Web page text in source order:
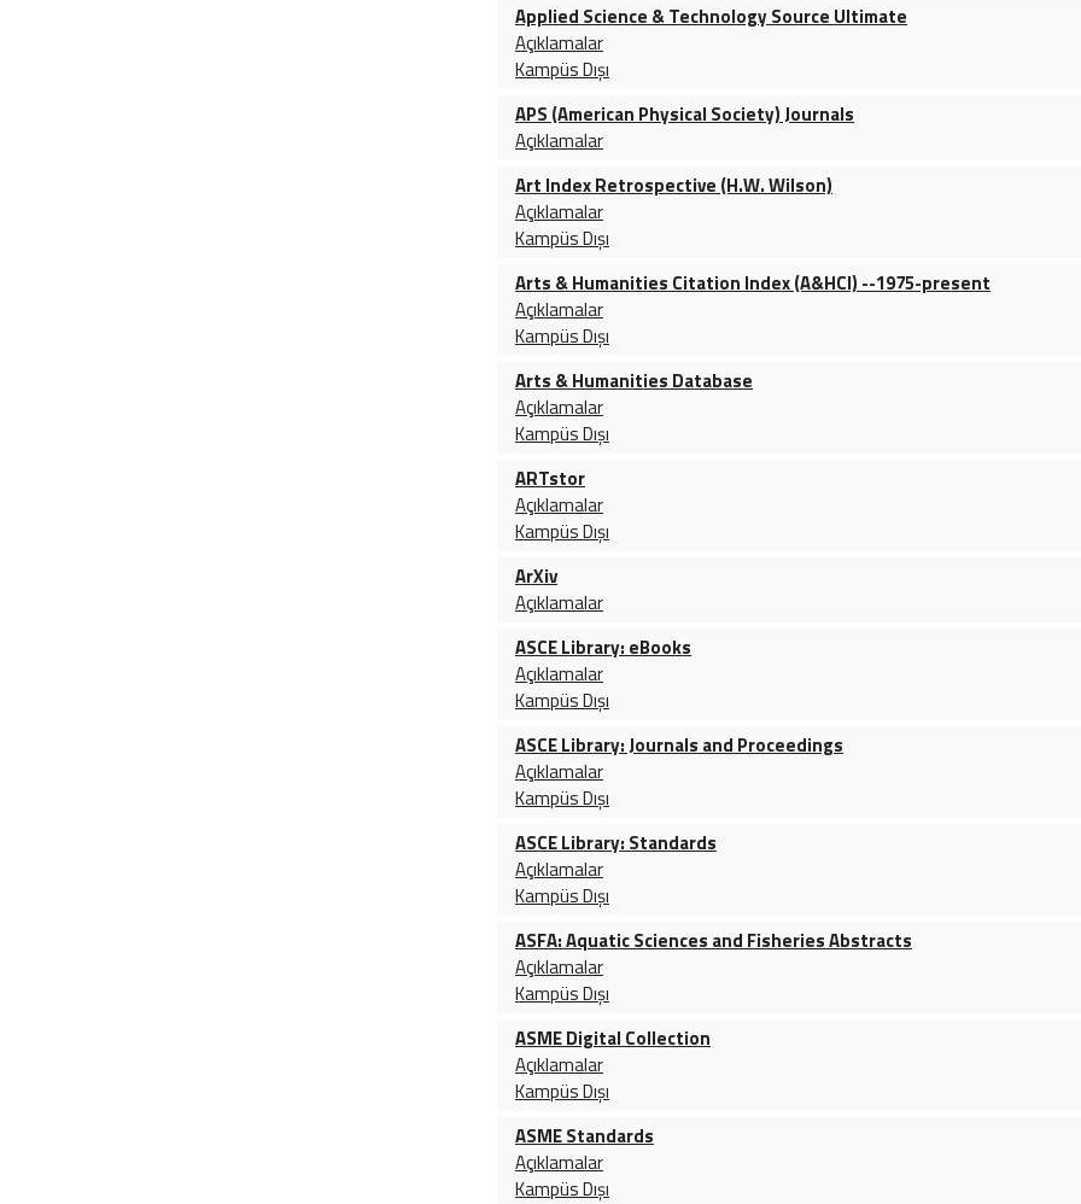
Applied Science & Technology Source Ultimate
Açıklamalar
Kampüs Dışı
APS (American Physical Society) Journals
Açıklamalar
Art Index Retrospective (H.W. Wilson)
Açıklamalar
Kampüs Dışı
Arts & Humanities Citation Index (A&HCI) --1975-present
Açıklamalar
Kampüs Dışı
Arts & Humanities Database
Açıklamalar
Kampüs Dışı
ARTstor
Açıklamalar
Kampüs Dışı
ArXiv
Açıklamalar
ASCE Library: eBooks
Açıklamalar
Kampüs Dışı
ASCE Library: Journals and Proceedings
Açıklamalar
Kampüs Dışı
ASCE Library: Standards
Açıklamalar
Kampüs Dışı
ASFA: Aquatic Sciences and Fisheries Abstracts
Açıklamalar
Kampüs Dışı
ASME Digital Collection
Açıklamalar
Kampüs Dışı
ASME Standards
Açıklamalar
Kampüs Dışı